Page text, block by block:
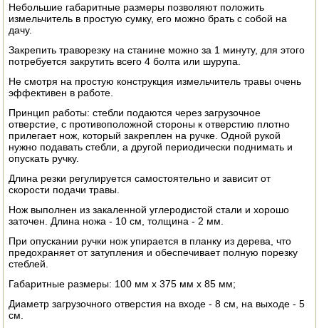
ЭЛЕКТРО ШАШЛЫЧНИЦЫ
СОКОВЫЖИМАЛКИ
СУШИЛКИ ПРОДУКТОВ
СОКОВАРКИ
ТОВАРЫ ДЛЯ ЗИМЫ
ДОИЛЬНЫЕ АППАРАТЫ
СРЕДСТВА ОТ ВРЕДИТЕЛЕЙ
ПОСУДА ДЛЯ КУХНИ
Небольшие габаритные размеры позволяют положить
измельчитель в простую сумку, его можно брать с собой на
дачу.
Закрепить траворезку на станине можно за 1 минуту, для этого
потребуется закрутить всего 4 болта или шурупа.
Не смотря на простую конструкция измельчитель травы очень
эффективен в работе.
Принцип работы: стебли подаются через загрузочное
отверстие, с противоположной стороны к отверстию плотно
прилегает нож, который закреплен на ручке. Одной рукой
нужно подавать стебли, а другой периодически поднимать и
опускать ручку.
Длина резки регулируется самостоятельно и зависит от
скорости подачи травы.
Нож выполнен из закаленной углеродистой стали и хорошо
заточен. Длина ножа - 10 см, толщина - 2 мм.
При опускании ручки нож упирается в планку из дерева, что
предохраняет от затупления и обеспечивает полную порезку
стеблей.
Габаритные размеры: 100 мм х 375 мм х 85 мм;
Диаметр загрузочного отверстия на входе - 8 см, на выходе - 5
см.